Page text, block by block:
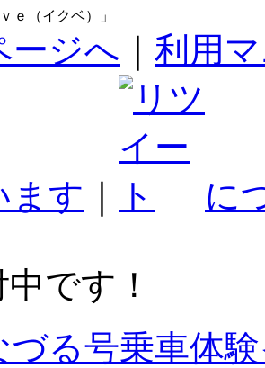
ｅ（イクベ）」
ージへ 利用
ます に
です！
づる号乗車体